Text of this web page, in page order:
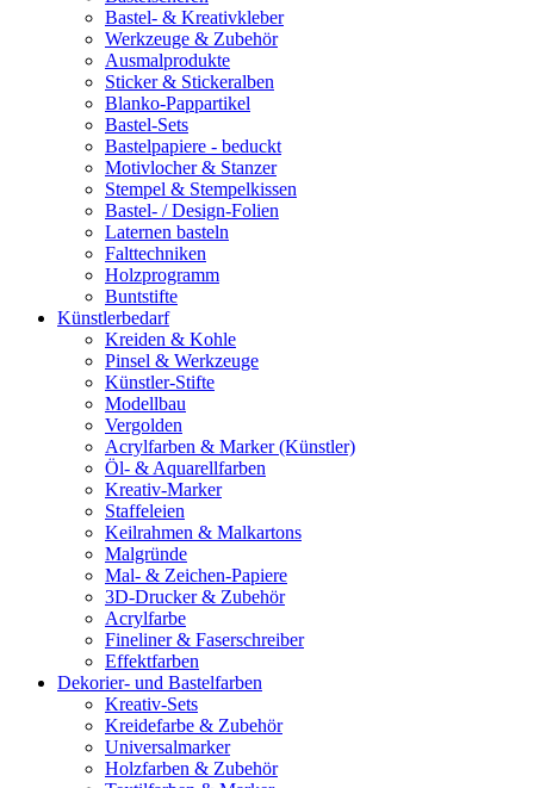
Bastel- & Kreativkleber
Werkzeuge & Zubehör
Ausmalprodukte
Sticker & Stickeralben
Blanko-Pappartikel
Bastel-Sets
Bastelpapiere - beduckt
Motivlocher & Stanzer
Stempel & Stempelkissen
Bastel- / Design-Folien
Laternen basteln
Falttechniken
Holzprogramm
Buntstifte
Künstlerbedarf
Kreiden & Kohle
Pinsel & Werkzeuge
Künstler-Stifte
Modellbau
Vergolden
Acrylfarben & Marker (Künstler)
Öl- & Aquarellfarben
Kreativ-Marker
Staffeleien
Keilrahmen & Malkartons
Malgründe
Mal- & Zeichen-Papiere
3D-Drucker & Zubehör
Acrylfarbe
Fineliner & Faserschreiber
Effektfarben
Dekorier- und Bastelfarben
Kreativ-Sets
Kreidefarbe & Zubehör
Universalmarker
Holzfarben & Zubehör